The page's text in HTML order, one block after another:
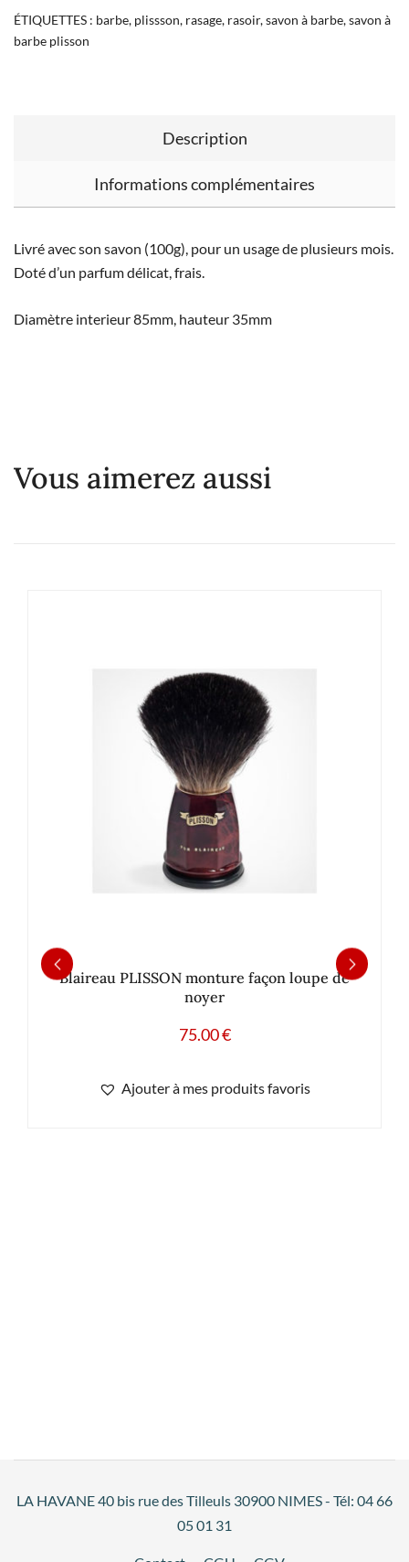
ÉTIQUETTES : barbe, plissson, rasage, rasoir,savon à barbe,savon à
barbe plisson
Description
Informations complémentaires
Livré avec son savon (100g), pour un usage de plusieurs mois.
Doté d’un parfum délicat, frais.
Diamètre interieur 85mm, hauteur 35mm
Vous aimerez aussi
Blaireau PLISSON monture façon loupe de
noyer
75.00€
Ajouter à mes produits favoris
LA HAVANE 40 bis rue des Tilleuls 30900 NIMES - Tél: 04 66
05 01 31